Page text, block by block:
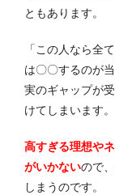
ともあります。
「この人なら全
は〇〇するのが
実のギャップが
けてしまいます。
高すぎる理想や
がいかないので
しまうのです。